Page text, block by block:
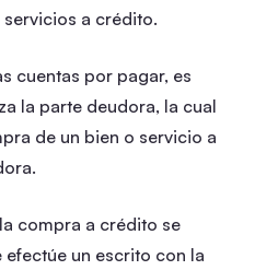
a crédito.
cuentas por pagar, es
la parte deudora, la cual
de un bien o servicio a
compra a crédito se
efectúe un escrito con la